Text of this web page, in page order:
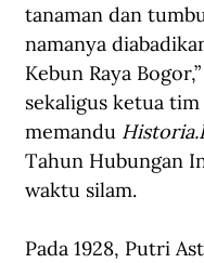
tanaman dan
namanya
Kebun Raya
sekaligus ketua
memandu
Tahun Hubungan
waktu silam.
Pada 1928, Putri